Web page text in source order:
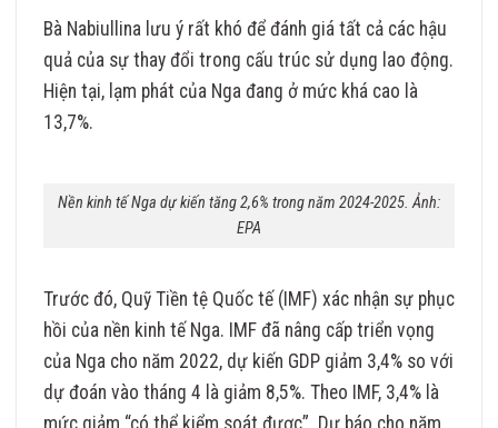
Bà Nabiullina lưu ý rất khó để đánh giá tất cả các hậu
quả của sự thay đổi trong cấu trúc sử dụng lao động.
Hiện tại, lạm phát của Nga đang ở mức khá cao là
13,7%.
Nền kinh tế Nga dự kiến tăng 2,6% trong năm 2024-2025. Ảnh:
EPA
Trước đó, Quỹ Tiền tệ Quốc tế (IMF) xác nhận sự phục
hồi của nền kinh tế Nga. IMF đã nâng cấp triển vọng
của Nga cho năm 2022, dự kiến ​​GDP giảm 3,4% so với
dự đoán vào tháng 4 là giảm 8,5%. Theo IMF, 3,4% là
mức giảm “có thể kiểm soát được”. Dự báo cho năm